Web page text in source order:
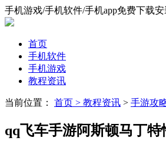
手机游戏/手机软件/手机app免费下载安
首页
手机软件
手机游戏
教程资讯
当前位置： 首页 > 教程资讯 > 手游攻
qq飞车手游阿斯顿马丁